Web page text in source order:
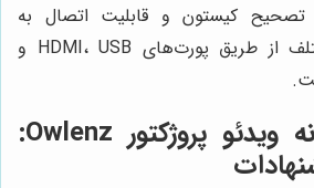
تصحیح کیستون و قابلیت اتصال به
دستگاه‌های مختلف از طریق پورت‌های HDMI، USB و
خرید هوشمندانه ویدئو پروژکتور Owlenz: